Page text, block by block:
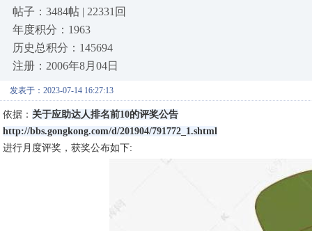
帖子：3484帖 | 22331回
年度积分：1963
历史总积分：145694
注册：2006年8月04日
发表于：2023-07-14 16:27:13
依据： 关于应助达人排名前10的评奖公告
http://bbs.gongkong.com/d/201904/791772_1.shtml
进行月度评奖，获奖公布如下: